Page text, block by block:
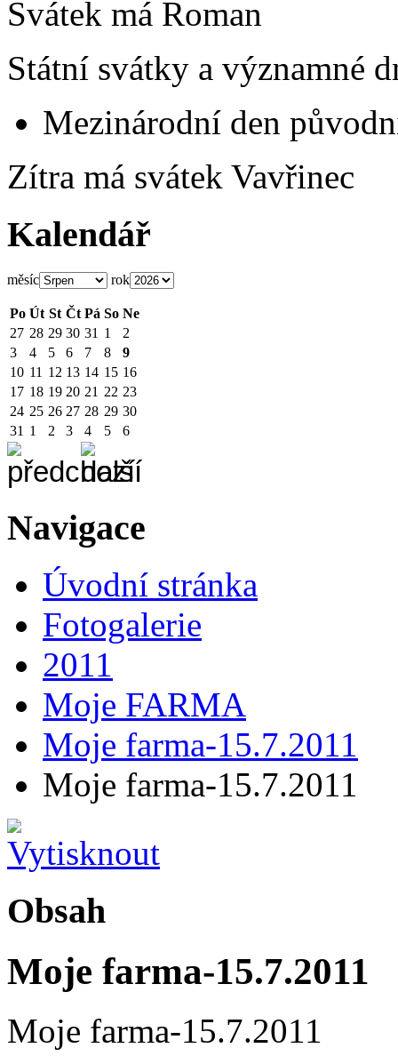
Svátek má Roman
Státní svátky a významné
Mezinárodní den
Zítra má svátek Vavřinec
Kalendář
měsíc rok
Po Út St Čt Pá So Ne
27 28 29 30 31 1
2
3
4 5 6 7 8
9
10 11 12 13 14 15 16
17 18 19 20 21 22 23
24 25 26 27 28 29 30
31 1 2 3 4 5 6
Navigace
Úvodní stránka
Fotogalerie
2011
Moje FARMA
Moje farma-15.7.2011
Moje farma-15.7.2011
Obsah
Moje farma-15.7.2011
Moje farma-15.7.2011